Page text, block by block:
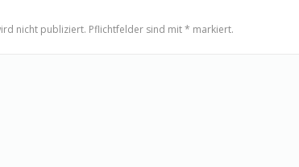
nicht publiziert. Pflichtfelder sind mit* markiert.